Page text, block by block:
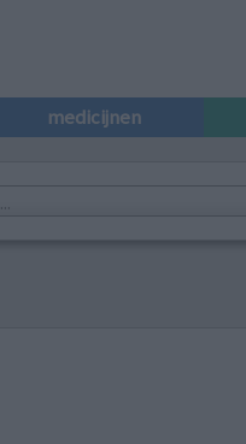
medicijnen